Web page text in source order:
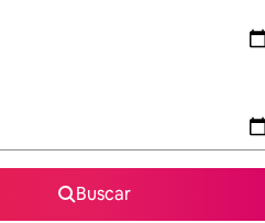
Buscar